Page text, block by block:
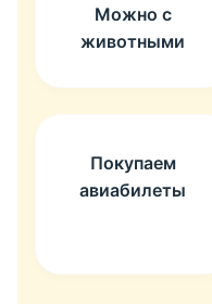
Можно с
животными
Покупаем
авиабилеты